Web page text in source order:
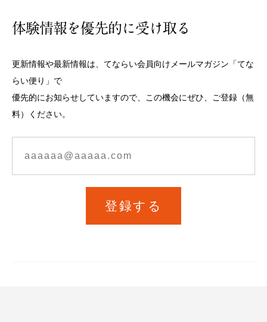
体験情報を優先的に受け取る
更新情報や最新情報は、てならい会員向けメールマガジン「てな
らい便り」で
優先的にお知らせしていますので、この機会にぜひ、ご登録（無
料）ください。
登録する